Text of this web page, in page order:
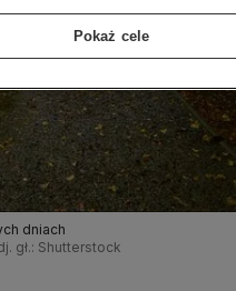
dniach
gł.: Shutterstock
Pokaż cele